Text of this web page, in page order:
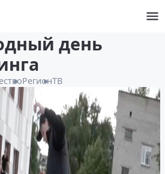
отметили
день
РегионТВ